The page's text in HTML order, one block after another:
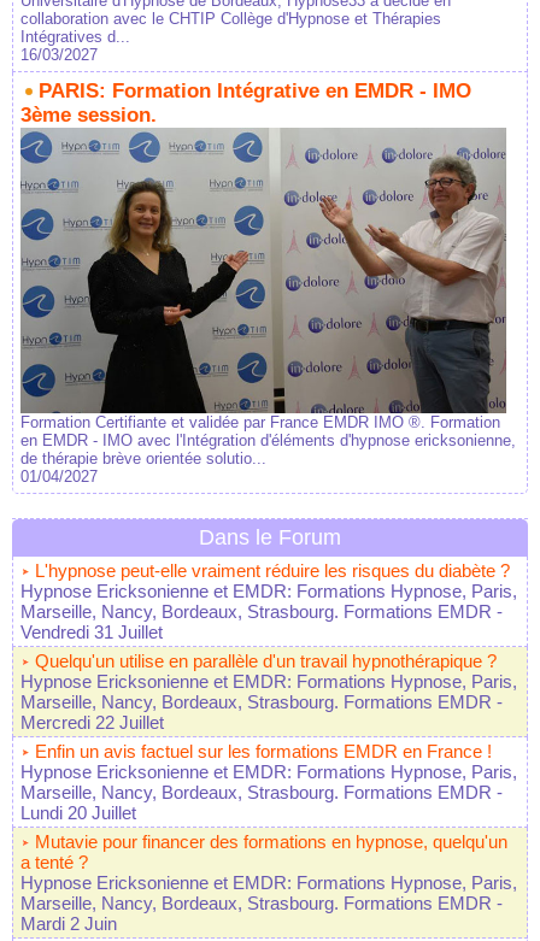
collaboration avec le CHTIP Collège d'Hypnose et Thérapies
Intégratives d...
16/03/2027
PARIS: Formation Intégrative en EMDR - IMO
3ème session.
Formation Certifiante et validée par France EMDR IMO ®. Formation
en EMDR - IMO avec l'Intégration d'éléments d'hypnose ericksonienne,
de thérapie brève orientée solutio...
01/04/2027
Dans le Forum
L'hypnose peut-elle vraiment réduire les risques du diabète ?
Hypnose Ericksonienne et EMDR: Formations Hypnose, Paris,
Marseille, Nancy, Bordeaux, Strasbourg. Formations EMDR -
Vendredi 31 Juillet
Quelqu'un utilise en parallèle d'un travail hypnothérapique ?
Hypnose Ericksonienne et EMDR: Formations Hypnose, Paris,
Marseille, Nancy, Bordeaux, Strasbourg. Formations EMDR -
Mercredi 22 Juillet
Enfin un avis factuel sur les formations EMDR en France !
Hypnose Ericksonienne et EMDR: Formations Hypnose, Paris,
Marseille, Nancy, Bordeaux, Strasbourg. Formations EMDR -
Lundi 20 Juillet
Mutavie pour financer des formations en hypnose, quelqu'un
a tenté ?
Hypnose Ericksonienne et EMDR: Formations Hypnose, Paris,
Marseille, Nancy, Bordeaux, Strasbourg. Formations EMDR -
Mardi 2 Juin